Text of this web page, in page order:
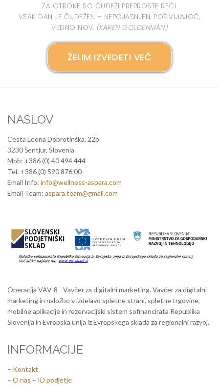
ZA OTROKE SO ČUDEŽI PREPROSTE REČI.
VSAK DAN JE ČUDEŽEN – NEPOJASNJEN, POŽIVLJAJOČ,
VEDNO NOV. (KAREN GOLDENMAN)
ŽELIM IZVEDETI VEČ
NASLOV
Cesta Leona Dobrotinška, 22b
3230 Šentjur, Slovenia
Mob: +386 (0) 40 494 444
Tel: +386 (0) 590 876 00
Email Info: info@wellness-aspara.com
Email Team: aspara.team@gmail.com
Operacija VAV-8 - Vavčer za digitalni marketing. Vavčer za digitalni
marketing in naložbo v izdelavo spletne strani, spletne trgovine,
mobilne aplikacije in rezervacijski sistem sofinancirata Republika
Slovenija in Evropska unija iz Evropskega sklada za regionalni razvoj.
INFORMACIJE
– Kontakt
– O nas – ID podjetje